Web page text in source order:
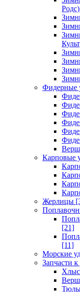
Родс)
Фидерные
Карповые
Жерлицы
[21]
[11]
Морские
Запчасти